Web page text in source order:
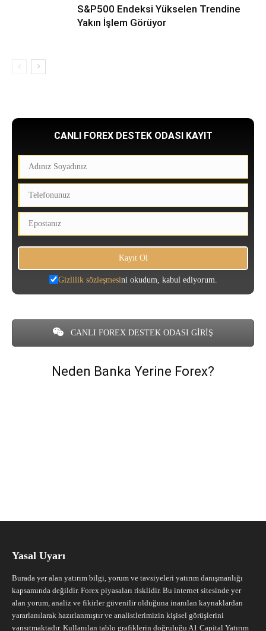
S&P500 Endeksi Yükselen Trendine
Yakın İşlem Görüyor
CANLI FOREX DESTEK ODASI KAYIT
Gizlilik sözleşmesini okudum, kabul ediyorum.
CANLI FOREX DESTEK ODASI GİRİŞ
Neden Banka Yerine Forex?
Yasal Uyarı
Burada yer alan yatırım bilgi, yorum ve tavsiyeleri yatırım danışmanlığı
kapsamında değildir. Forex piyasaları risklidir. Bu internet sitesinde yer
alan yorum, analiz ve fikirler güvenilir olduğuna inanılan kaynaklardan
yararlanılarak hazırlanmıştır ve analistlerimizin kişisel görüşlerini
yansıtmaktadır. Kullanılan tablo grafiklerin doğruluğu A1 Capital Yatırım